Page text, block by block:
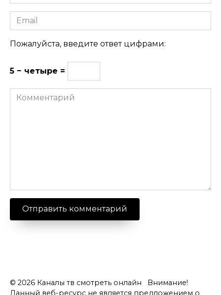
Email
Пожалуйста, введите ответ цифрами:
5 − четыре =
Комментарий
© 2026 Каналы тв смотреть онлайн Внимание!
Данный веб-ресурс не является предложением о